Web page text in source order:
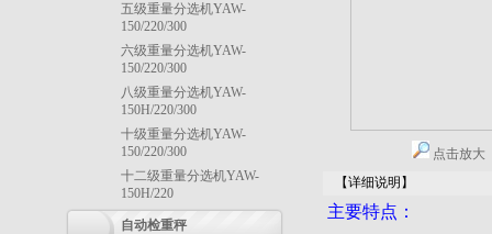
五级重量分选机YAW-
150/220/300
六级重量分选机YAW-
150/220/300
八级重量分选机YAW-
150H/220/300
十级重量分选机YAW-
150/220/300
十二级重量分选机YAW-
150H/220
自动检重秤
点击放大
【详细说明】
主要特点：